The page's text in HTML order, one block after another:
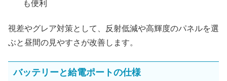
も便利
視差やグレア対策として、反射低減や高輝度のパネルを選
ぶと昼間の見やすさが改善します。
バッテリーと給電ポートの仕様